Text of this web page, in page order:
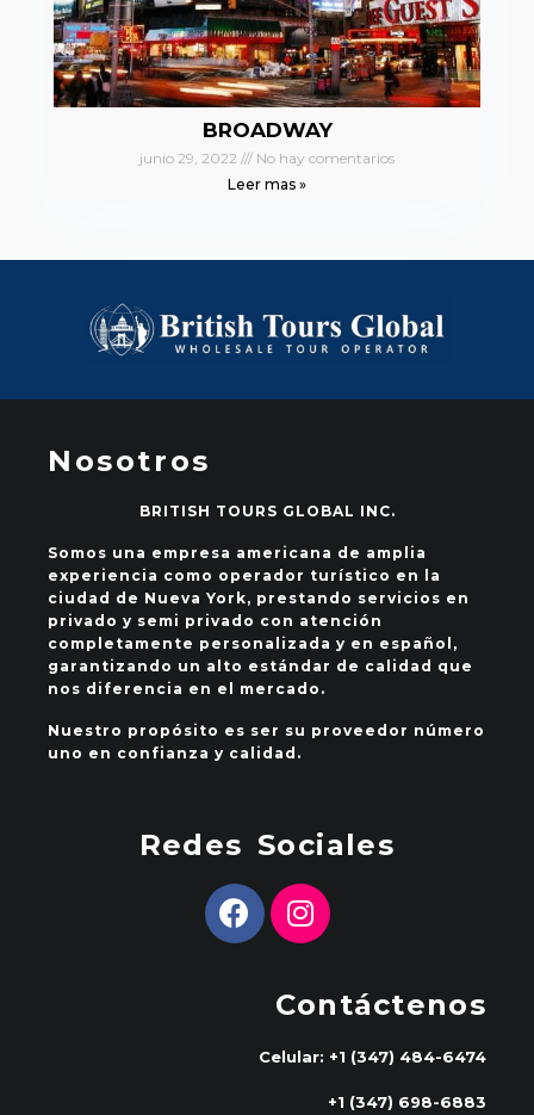
BROADWAY
junio 29, 2022
No hay comentarios
Leer mas »
Nosotros
BRITISH TOURS GLOBAL INC.
Somos una empresa americana de amplia
experiencia como operador turístico en la
ciudad de Nueva York, prestando servicios en
privado y semi privado con atención
completamente personalizada y en español,
garantizando un alto estándar de calidad que
nos diferencia en el mercado.
Nuestro propósito es ser su proveedor número
uno en confianza y calidad.
Redes Sociales
Contáctenos
Celular: +1 (347) 484-6474
+1 (347) 698-6883